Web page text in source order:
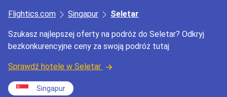
Flightics.com Singapur Seletar
Szukasz najlepszej oferty na podróż do Seletar? Odkryj
bezkonkurencyjne ceny za swoją podróż tutaj
Sprawdź hotele w Seletar
Singapur